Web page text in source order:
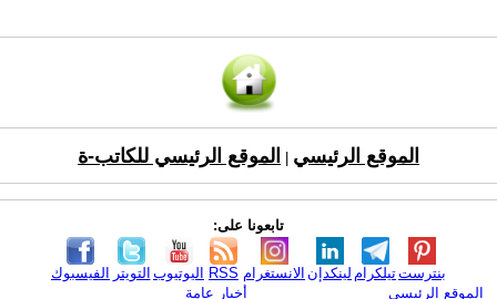
الموقع الرئيسي الموقع الرئيسي للكاتب-ة
تابعونا على:
الفيسبوك التويتر اليوتيوب RSS الانستغرام لينكدإن تيلكرامبنترست
الموقع الرئيسي
أخبار عامة